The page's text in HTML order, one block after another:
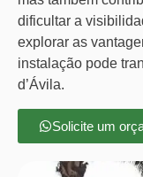
dificultar a
explorar as
instalação pode
d’Ávila.
Solicite um